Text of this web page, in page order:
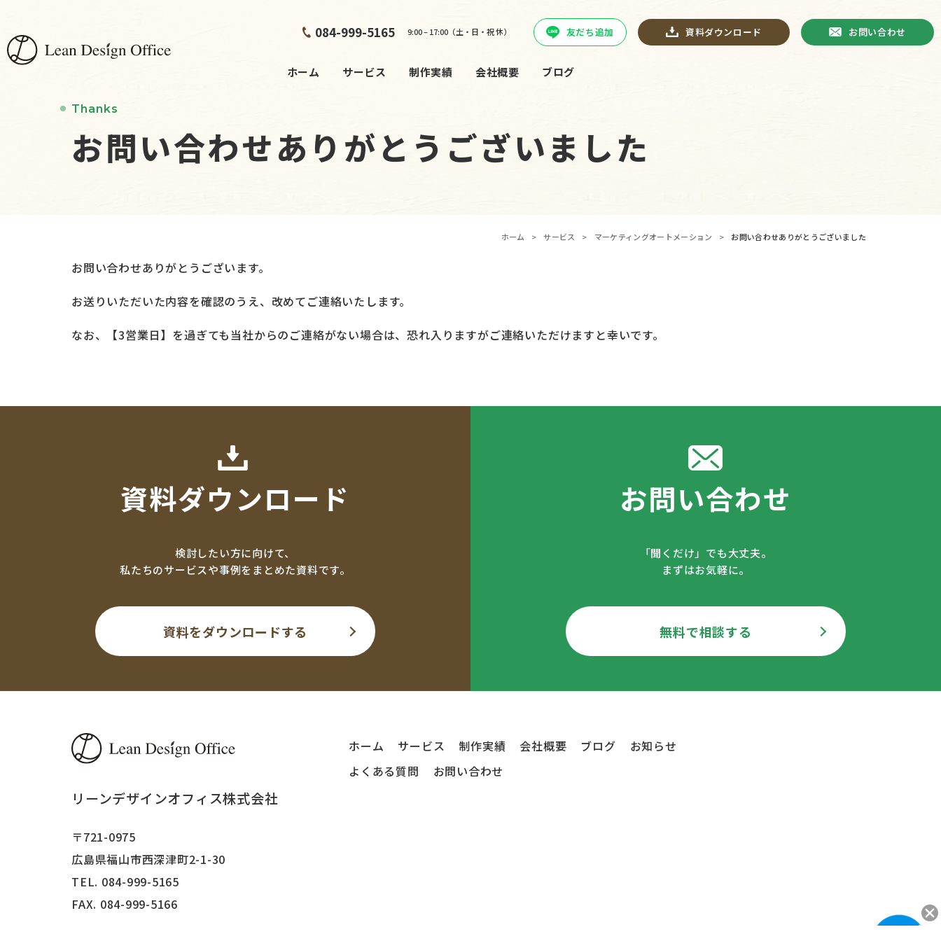
084-999-5165 9:00 – 17:00（土・日・祝 休） 友だち追加 資料ダウンロード お問い合わせ
ホーム サービス 制作実績 会社概要 ブログ
Thanks
お問い合わせありがとうございました
ホーム > サービス > マーケティングオートメーション > お問い合わせありがとうございました
お問い合わせありがとうございます。
お送りいただいた内容を確認のうえ、改めてご連絡いたします。
なお、【3営業日】を過ぎても当社からのご連絡がない場合は、恐れ入りますがご連絡いただけますと幸いです。
資料ダウンロード
検討したい方に向けて、
私たちのサービスや事例をまとめた資料です。
資料をダウンロードする
お問い合わせ
「聞くだけ」でも大丈夫。
まずはお気軽に。
無料で相談する
リーンデザインオフィス株式会社
〒721-0975
広島県福山市西深津町2-1-30
TEL. 084-999-5165
FAX. 084-999-5166
ホーム サービス 制作実績 会社概要 ブログ
お知らせ
よくある質問
お問い合わせ